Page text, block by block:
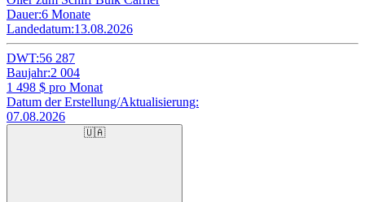
Dauer:6 Monate
Landedatum:13.08.2026
DWT:56 287
Baujahr:2 004
1 498 $ pro Monat
Datum der Erstellung/Aktualisierung:
07.08.2026
🇺🇦